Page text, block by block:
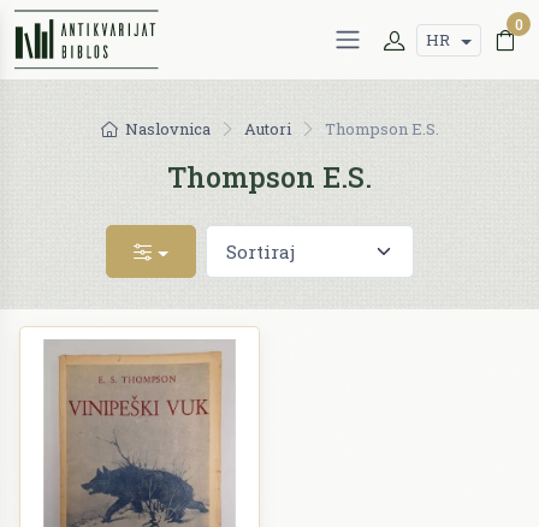
HR
0
Naslovnica Autori Thompson E.S.
Thompson E.S.